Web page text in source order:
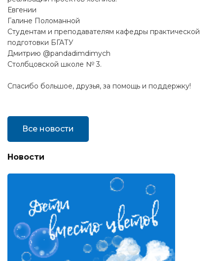
Евгении
Галине Поломанной
Студентам и преподавателям кафедры практической
подготовки БГАТУ
Дмитрию @pandadimdimych
Столбцовской школе № 3.
Спасибо большое, друзья, за помощь и поддержку!
Все новости
Новости